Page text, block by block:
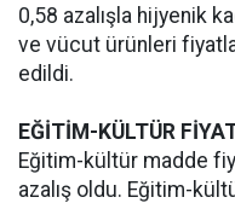
0,58 azalışla hijyenik
ve vücut ürünleri
edildi.
EĞİTİM-KÜLTÜR
Eğitim-kültür madde
azalış oldu. Eğitim-